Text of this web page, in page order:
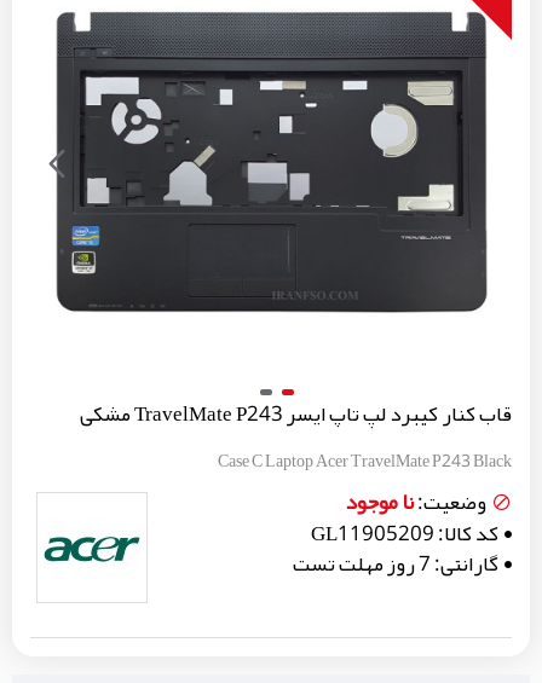
قاب کنار کیبرد لپ تاپ ایسر TravelMate P243 مشکی
Case C Laptop Acer TravelMate P243 Black
وضعیت:نا موجود
کد کالا:GL11905209
گارانتی:7 روز مهلت تست